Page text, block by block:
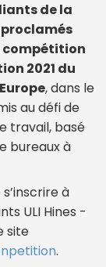
de la
proclamés
compétition
2021 du
, dans le
au défi de
travail, basé
bureaux à
à
ULI Hines -
site
.